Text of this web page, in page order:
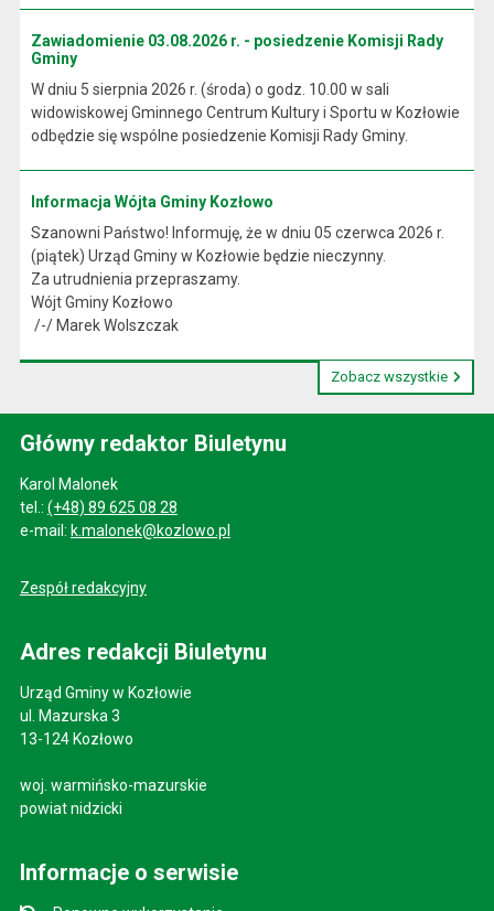
Zawiadomienie 03.08.2026 r. - posiedzenie Komisji Rady
Gminy
W dniu 5 sierpnia 2026 r. (środa) o godz. 10.00 w sali
widowiskowej Gminnego Centrum Kultury i Sportu w Kozłowie
odbędzie się wspólne posiedzenie Komisji Rady Gminy.
Informacja Wójta Gminy Kozłowo
Szanowni Państwo! Informuję, że w dniu 05 czerwca 2026 r.
(piątek) Urząd Gminy w Kozłowie będzie nieczynny.
Za utrudnienia przepraszamy.
Wójt Gminy Kozłowo
/-/ Marek Wolszczak
Zobacz wszystkie
Główny redaktor Biuletynu
Karol Malonek
tel.: (+48) 89 625 08 28
e-mail: k.malonek@kozlowo.pl
Zespół redakcyjny
Adres redakcji Biuletynu
Urząd Gminy w Kozłowie
ul. Mazurska 3
13-124 Kozłowo
woj. warmińsko-mazurskie
powiat nidzicki
Informacje o serwisie